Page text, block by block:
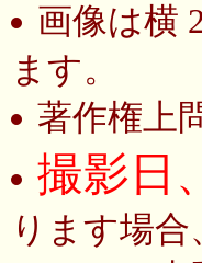
画像は横
ます。
著作権上
撮影日
ります場